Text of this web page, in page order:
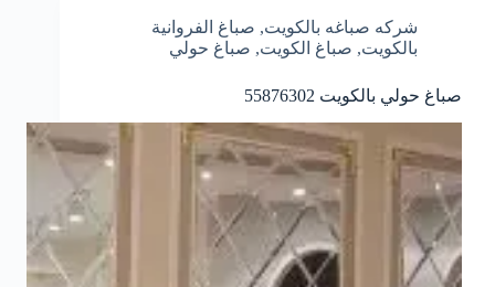
شركه صباغه بالكويت, صباغ الفروانية
بالكويت, صباغ الكويت, صباغ حولي
صباغ حولي بالكويت 55876302